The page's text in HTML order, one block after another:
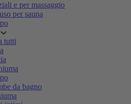
e per massaggio
per sauna
tutti
da bagno